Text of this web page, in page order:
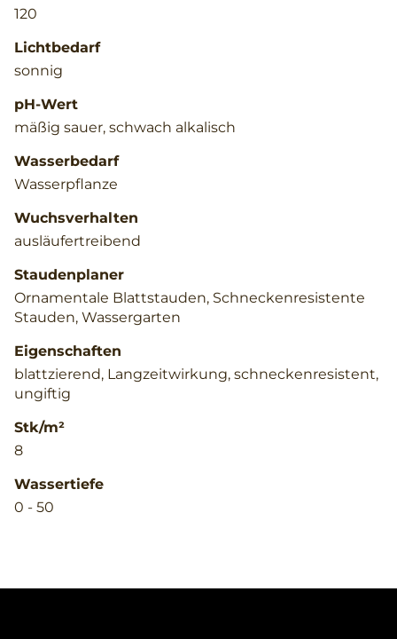
120
Lichtbedarf
sonnig
pH-Wert
mäßig sauer, schwach alkalisch
Wasserbedarf
Wasserpflanze
Wuchsverhalten
ausläufertreibend
Staudenplaner
Ornamentale Blattstauden, Schneckenresistente
Stauden, Wassergarten
Eigenschaften
blattzierend, Langzeitwirkung, schneckenresistent,
ungiftig
Stk/m²
8
Wassertiefe
0 - 50